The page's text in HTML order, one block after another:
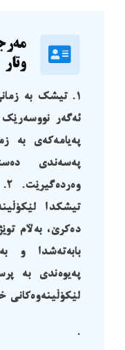
وتار
١. تیشک بە
ئەگەر
پەیامەکەی بە
پەسەندی
وەردەگیرێت.
تیشکدا
دەکرێ، بەڵام
بابەتەشدا و
پەیوەندی بە
.